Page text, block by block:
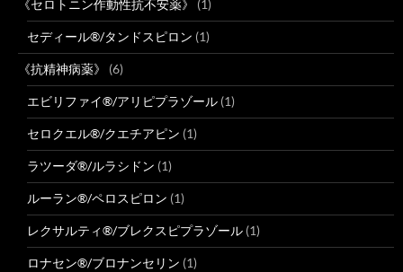
《セロトニン作動性抗不安薬》 (1)
セディール®/タンドスピロン (1)
《抗精神病薬》 (6)
エビリファイ®/アリピプラゾール (1)
セロクエル®/クエチアピン (1)
ラツーダ®/ルラシドン (1)
ルーラン®/ペロスピロン (1)
レクサルティ®/ブレクスピプラゾール (1)
ロナセン®/ブロナンセリン (1)